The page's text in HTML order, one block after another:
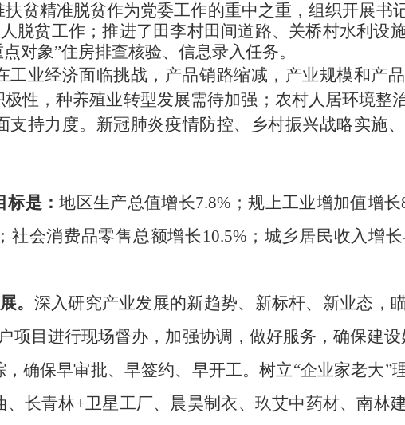
扶贫精准脱贫作为党委工作的重中之重，组织开展书
脱贫工作 ；推进了田李村田间道路、关桥村水利设
对象”住房排查核验、信息录入任务。
工业经济面临挑战，产品销路缩减，产业规模和产
性，种养殖业转型发展需待加强；农村人居环境整
持力度。 新冠肺炎疫情防控、 乡村振兴战略实施、
标是：地区生产总值增长7.8%；规上工业增加值增
社会消费品零售总额增长10.5%；城乡居民收入增长
。 深入研究产业发展的新趋势、新标杆、新业态，
项目进行现场督办，加强协调，做好服务，确保建
确保早审批、早签约、早开工。树立“企业家老大”
、长青林+卫星工厂、晨昊制衣、玖艾中药材、南林